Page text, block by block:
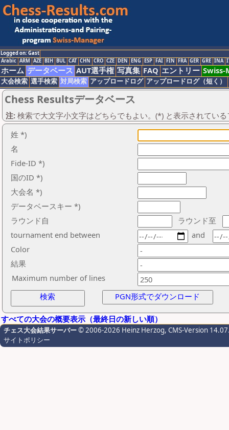
Logged on: Gast
Arabic ARM AZE BIH BUL CAT CHN CRO CZE DEN ENG ESP FAI FIN FRA GER GRE INA
ホーム データベース AUT選手権 写真集 FAQ エントリー
大会検索 選手検索 対局検索 アップロードログ アップロードログ（短く）
Chess Resultsデータベース
注: 検索で大文字小文字はどちらでもよい。(*) と表示されてい
姓 *)
名
Fide-ID *)
国のID *)
大会名 *)
データベースキー *)
ラウンド自
ラウンド至
tournament end between
Color
結果
and
Maximum number of lines
検索
PGN形式でダウンロード
すべての大会の概要表示（最終日の新しい順）
チェス大会結果サーバー© 2006-2026 Heinz Herzog, CMS-Version
サイトポリシー